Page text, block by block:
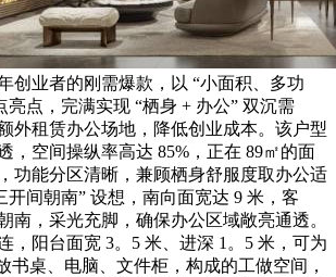
创业者的刚需爆款，以 “小面积、多功
亮点，完满实现 “栖身 + 办公” 双沉需
外租赁办公场地，降低创业成本。该户型
，空间操纵率高达 85%，正在 89㎡的面
功能分区清晰，兼顾栖身舒服度取办公适
开间朝南” 设想，南向面宽达 9 米，客
南，采光充脚，确保办公区域敞亮通透。
，阳台面宽 3。5 米、进深 1。5 米，可为
书桌、电脑、文件柜，构成的工做空间，